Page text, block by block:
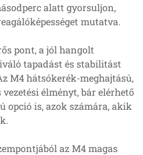
alatt gyorsuljon,
mutatva.
pont, a jól hangolt
tapadást és stabilitást
M4 hátsókerék-meghajtású,
élményt, bár elérhető
opció is, azok számára, akik
az M4 magas